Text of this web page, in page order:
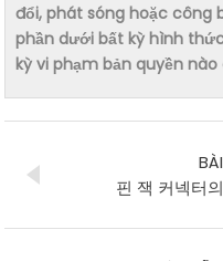
đổi, phát sóng hoặc công
phần dưới bất kỳ hình
kỳ vi phạm bản quyền
핀 잭 커넥터